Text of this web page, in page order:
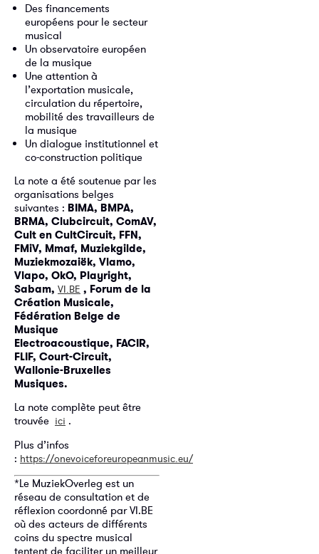
Des financements
européens pour le secteur
musical
Un observatoire européen
de la musique
Une attention à
l’exportation musicale,
circulation du répertoire,
mobilité des travailleurs de
la musique
Un dialogue institutionnel et
co-construction politique
La note a été soutenue par les
organisations belges
suivantes : BIMA, BMPA,
BRMA, Clubcircuit, ComAV,
Cult en CultCircuit, FFN,
FMiV, Mmaf, Muziekgilde,
Muziekmozaiëk, Vlamo,
Vlapo, OkO, Playright,
Sabam, VI.BE , Forum de la
Création Musicale,
Fédération Belge de
Musique
Electroacoustique, FACIR,
FLIF, Court-Circuit,
Wallonie-Bruxelles
Musiques.
La note complète peut être
trouvée ici .
Plus d’infos
: https://onevoiceforeuropeanmusic.eu/
*Le MuziekOverleg est un
réseau de consultation et de
réflexion coordonné par VI.BE
où des acteurs de différents
coins du spectre musical
tentent de faciliter un meilleur